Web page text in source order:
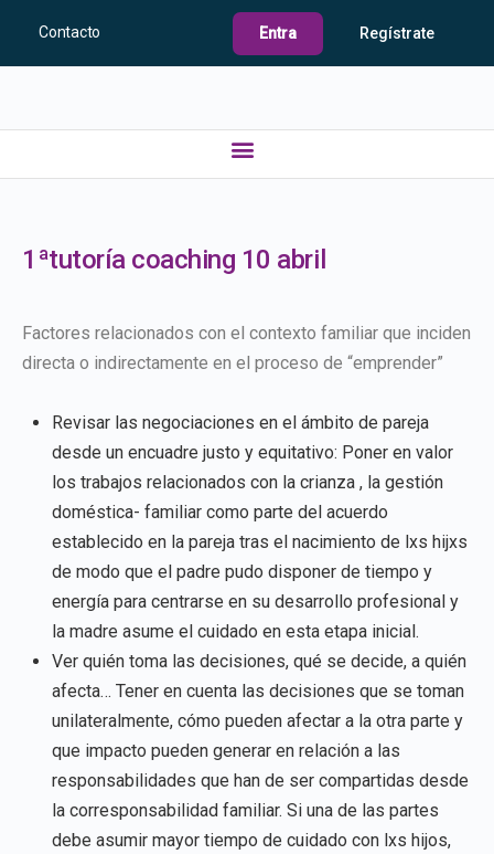
Contacto Entra Regístrate
1ªtutoría coaching 10 abril
Factores relacionados con el contexto familiar que inciden
directa o indirectamente en el proceso de “emprender”
Revisar las negociaciones en el ámbito de pareja
desde un encuadre justo y equitativo: Poner en valor
los trabajos relacionados con la crianza , la gestión
doméstica- familiar como parte del acuerdo
establecido en la pareja tras el nacimiento de lxs hijxs
de modo que el padre pudo disponer de tiempo y
energía para centrarse en su desarrollo profesional y
la madre asume el cuidado en esta etapa inicial.
Ver quién toma las decisiones, qué se decide, a quién
afecta… Tener en cuenta las decisiones que se toman
unilateralmente, cómo pueden afectar a la otra parte y
que impacto pueden generar en relación a las
responsabilidades que han de ser compartidas desde
la corresponsabilidad familiar. Si una de las partes
debe asumir mayor tiempo de cuidado con lxs hijos,